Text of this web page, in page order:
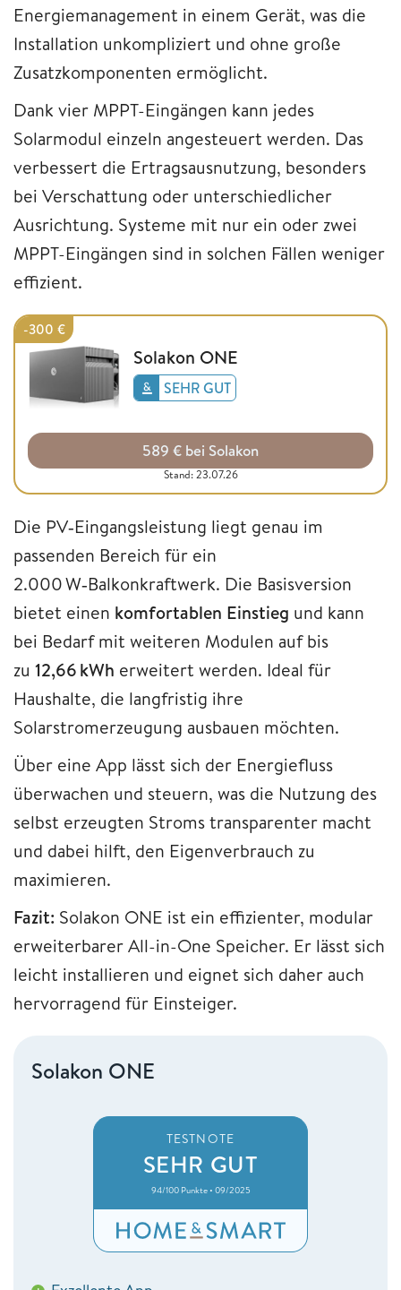
Energiemanagement in einem Gerät, was die
Installation unkompliziert und ohne große
Zusatzkomponenten ermöglicht.
Dank vier MPPT-Eingängen kann jedes
Solarmodul einzeln angesteuert werden. Das
verbessert die Ertragsausnutzung, besonders
bei Verschattung oder unterschiedlicher
Ausrichtung. Systeme mit nur ein oder zwei
MPPT-Eingängen sind in solchen Fällen weniger
effizient.
-300 €
Solakon ONE
SEHR GUT
589 € bei Solakon
Stand: 23.07.26
Die PV‑Eingangsleistung liegt genau im
passenden Bereich für ein
2.000 W‑Balkonkraftwerk. Die Basisversion
bietet einen komfortablen Einstieg und kann
bei Bedarf mit weiteren Modulen auf bis
zu 12,66 kWh erweitert werden. Ideal für
Haushalte, die langfristig ihre
Solarstromerzeugung ausbauen möchten.
Über eine App lässt sich der Energiefluss
überwachen und steuern, was die Nutzung des
selbst erzeugten Stroms transparenter macht
und dabei hilft, den Eigenverbrauch zu
maximieren.
Fazit: Solakon ONE ist ein effizienter, modular
erweiterbarer All-in-One Speicher. Er lässt sich
leicht installieren und eignet sich daher auch
hervorragend für Einsteiger.
Solakon ONE
TESTNOTE
SEHR GUT
94/100 Punkte • 09/2025